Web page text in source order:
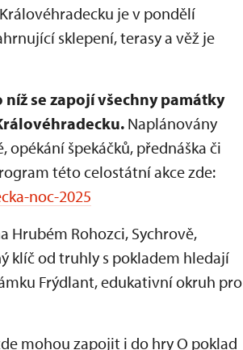
je v pondělí
sklepení, terasy a věž je
se zapojí všechny památky
Naplánovány
špekáčků, přednáška či
této celostátní akce zde:
noc-2025
Rohozci, Sychrově,
klíč od truhly s pokladem hledají
Frýdlant, edukativní okruh pro
mohou zapojit i do hry O poklad